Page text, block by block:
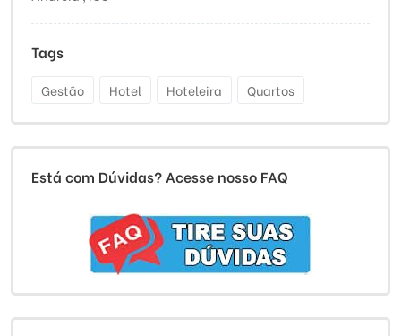
Tags
Gestão Hotel Hoteleira Quartos
Está com Dúvidas? Acesse nosso FAQ